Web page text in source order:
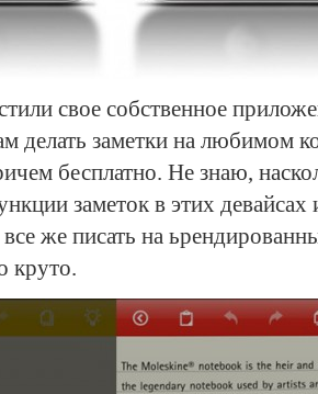
свое собственное
делать заметки на любимом
бесплатно. Не знаю,
заметок в этих
же писать на
круто.